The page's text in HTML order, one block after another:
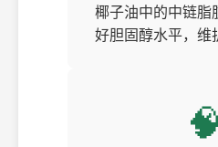
椰子油中的中链脂
好胆固醇水平，维
🧠